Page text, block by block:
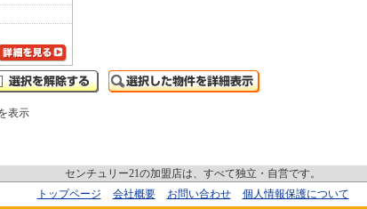
表示
センチュリー21の加盟店は、すべて独立・自営です。
トップページ
会社概要 お問い合わせ 個人情報保護について